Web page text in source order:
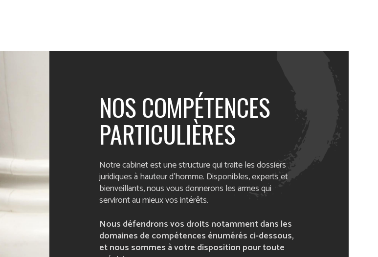
NOS COMPÉTENCES
PARTICULIÈRES
Notre cabinet est une structure qui traite les dossiers
juridiques à hauteur d’homme. Disponibles, experts et
bienveillants, nous vous donnerons les armes qui
serviront au mieux vos intérêts.
Nous défendrons vos droits notamment dans les
domaines de compétences énumérés ci-dessous,
et nous sommes à votre disposition pour toute